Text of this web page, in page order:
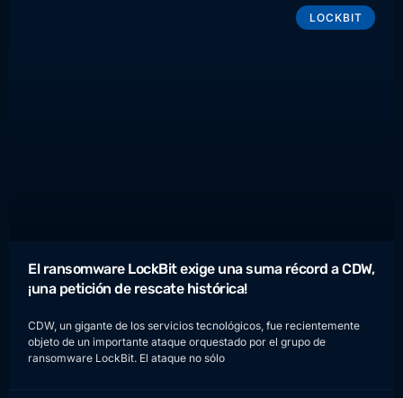
LOCKBIT
El ransomware LockBit exige una suma récord a CDW,
¡una petición de rescate histórica!
CDW, un gigante de los servicios tecnológicos, fue recientemente
objeto de un importante ataque orquestado por el grupo de
ransomware LockBit. El ataque no sólo